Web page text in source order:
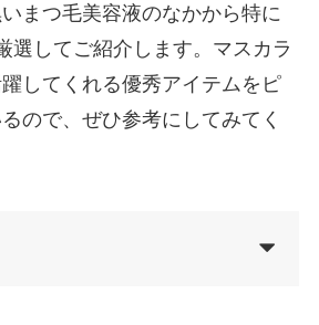
まつ毛美容液のなかから特に
選してご紹介します。マスカラ
してくれる優秀アイテムをピ
ので、ぜひ参考にしてみてく